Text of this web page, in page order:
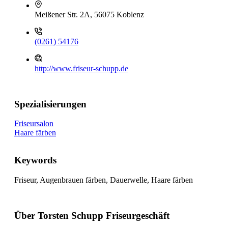
Meißener Str. 2A, 56075 Koblenz
(0261) 54176
http://www.friseur-schupp.de
Spezialisierungen
Friseursalon
Haare färben
Keywords
Friseur, Augenbrauen färben, Dauerwelle, Haare färben
Über Torsten Schupp Friseurgeschäft